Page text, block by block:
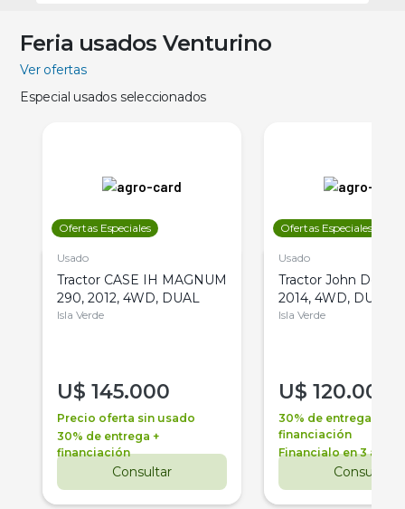
Feria usados Venturino
Ver ofertas
Especial usados seleccionados
Ofertas Especiales
Usado
Tractor CASE IH MAGNUM
290, 2012, 4WD, DUAL
Isla Verde
U$ 145.000
Precio oferta sin usado
30% de entrega +
financiación
Consultar
Ofertas Especiales
Usado
Tractor John Deere
2014, 4WD, DUAL
Isla Verde
U$ 120.000
30% de entrega +
financiación
Financialo en 3 años
Consultar